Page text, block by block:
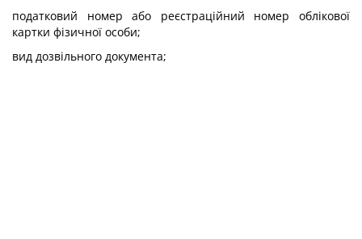
податковий номер або реєстраційний номер облікової
картки фізичної особи;
вид дозвільного документа;